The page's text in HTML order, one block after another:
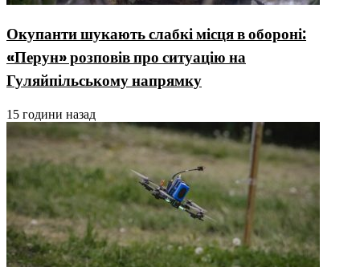
Окупанти шукають слабкі місця в обороні:
«Перун» розповів про ситуацію на
Гуляйпільському напрямку
15 години назад